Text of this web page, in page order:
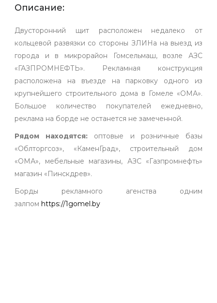
Описание:
Двусторонний щит расположен недалеко от
кольцевой развязки со стороны ЗЛИНа на выезд из
города и в микрорайон Гомсельмаш, возле АЗС
«ГАЗПРОМНЕФТЬ». Рекламная конструкция
расположена на въезде на парковку одного из
крупнейшего строительного дома в Гомеле «ОМА».
Большое количество покупателей ежедневно,
реклама на борде не останется не замеченной.
Рядом находятся: оптовые и розничные базы
«Облторгсоз», «КаменГрад», строительный дом
«ОМА», мебельные магазины, АЗС «Газпромнефть»
магазин «Пинскдрев».
Борды рекламного агенства одним
залпом https://1gomel.by